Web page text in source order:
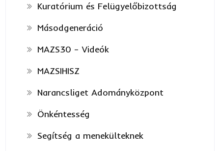
Kuratórium és Felügyelőbizottság
Másodgeneráció
MAZS30 – Videók
MAZSIHISZ
Narancsliget Adományközpont
Önkéntesség
Segítség a menekülteknek